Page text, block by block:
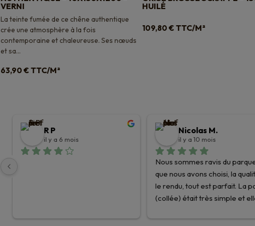
VERNI
La teinte fumée de ce chêne authentique
crée une atmosphère à la fois
contemporaine et chaleureuse. Ses nœuds
et sa...
63,90 € TTC/M²
HUILÉ
109,80 € TTC/M²
R P
il y a 6 mois
Nicolas M.
il y a 10 mois
Nous sommes ravis du
que nous avons choisi, la
le rendu, tout est parfait. La
(collée) était très simple et